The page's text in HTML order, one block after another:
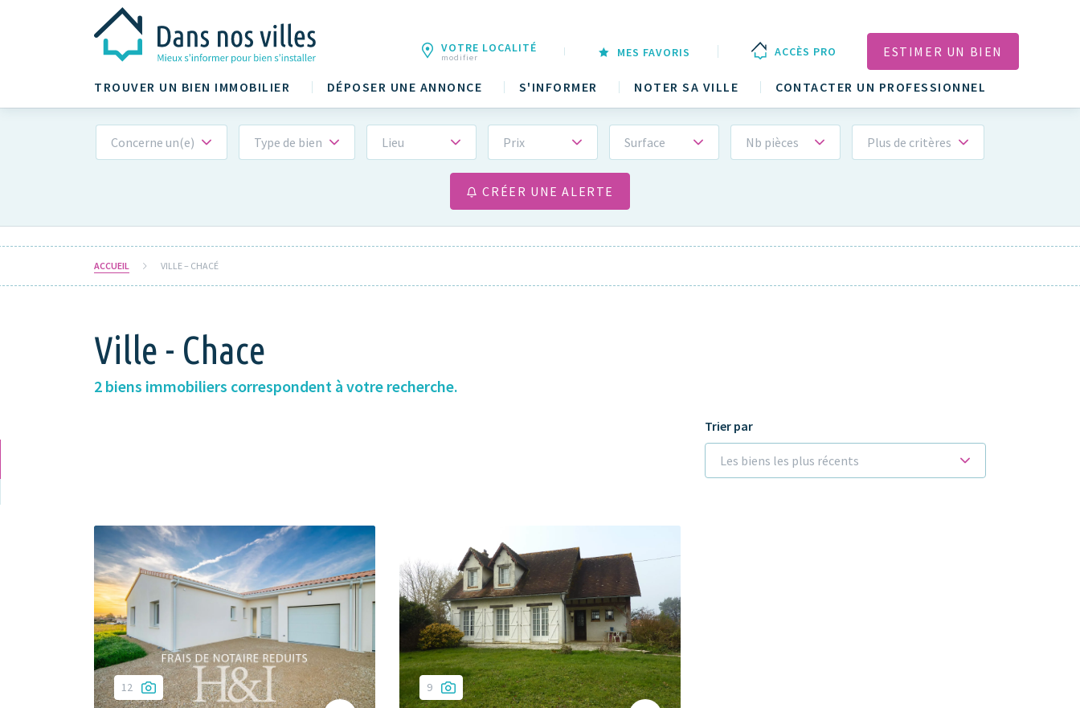
TROUVER UN BIEN IMMOBILIER DÉPOSER UNE ANNONCE S'INFORMER NOTER SA VILLE CONTACTER UN PROFESSIONNEL
VOTRE LOCALITÉ
modifier MES FAVORIS ACCÈS PRO ESTIMER UN BIEN
Concerne un(e) Type de bien Lieu Prix Surface Nb pièces Plus de critères
CRÉER UNE ALERTE
ACCUEIL VILLE – CHACÉ
Ville - Chace
2 biens immobiliers correspondent à votre recherche.
Trier par
Les biens les plus récents
12 9